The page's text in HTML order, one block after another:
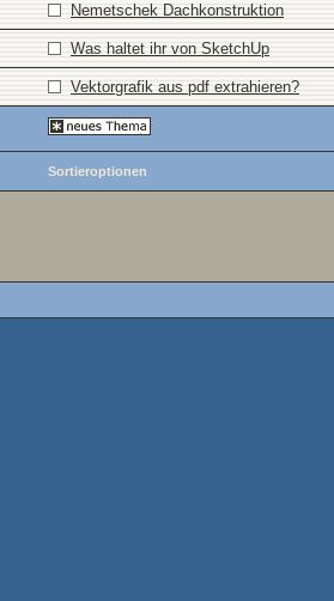
Nemetschek Dachkonstruktion
Was haltet ihr von SketchUp
Vektorgrafik aus pdf extrahieren?
Sortieroptionen